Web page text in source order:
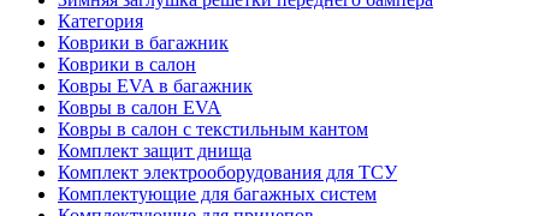
Категория
Коврики в багажник
Коврики в салон
Ковры EVA в багажник
Ковры в салон EVA
Ковры в салон с текстильным кантом
Комплект защит днища
Комплект электрооборудования для ТСУ
Комплектующие для багажных систем